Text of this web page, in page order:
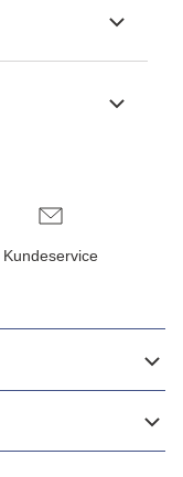
Kundeservice